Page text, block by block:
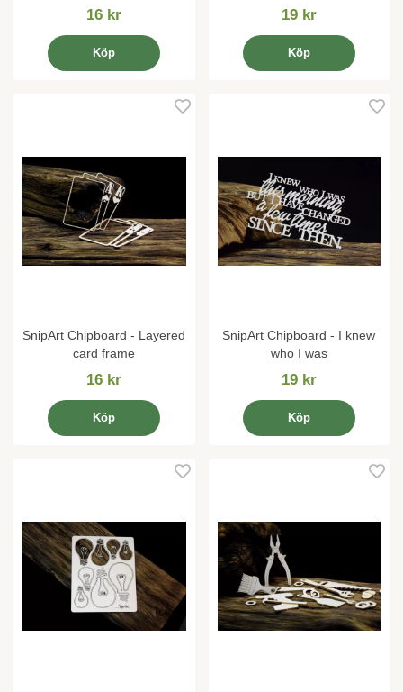
16 kr
Köp
19 kr
Köp
SnipArt Chipboard - Layered
card frame
16 kr
Köp
SnipArt Chipboard - I knew
who I was
19 kr
Köp